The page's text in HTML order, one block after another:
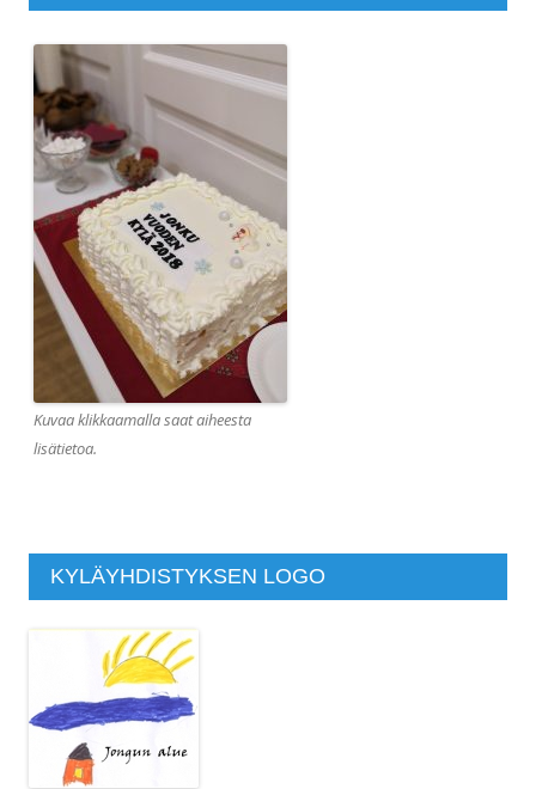
Kuvaa klikkaamalla saat aiheesta
lisätietoa.
KYLÄYHDISTYKSEN LOGO